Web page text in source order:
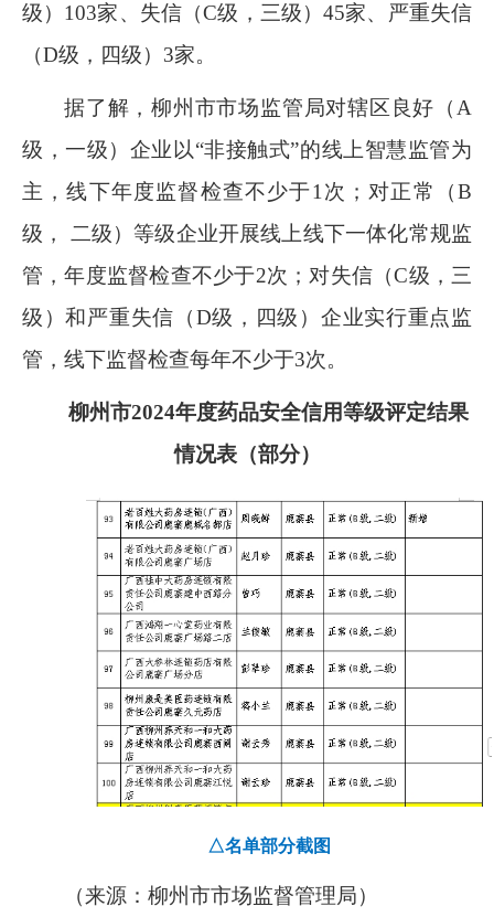
级） 103家、失信（C级，三级）45家、严重失信
（D级，四级） 3家。
据了解，柳州市市场监管局对辖区良好（A
级，一级）企业以“非接触式”的线上智慧监管为
主，线下年度监督检查不少于1次；对正常（B
级， 二级）等级企业开展线上线下一体化常规监
管，年度监督检查不少于2次；对失信（C级，三
级）和严重失信（D级，四级）企业实行重点监
管，线下监督检查每年不少于3次。
柳州市2024年度药品安全信用等级评定结果
情况表（部分）
△名单部分截图
（来源：柳州市市场监督管理局）